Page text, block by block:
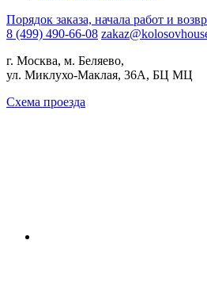
Порядок заказа, начала работ и
8 (499) 490-66-08
г. Москва, м. Беляево,
ул. Миклухо-Маклая, 36А, БЦ МЦ
Схема проезда